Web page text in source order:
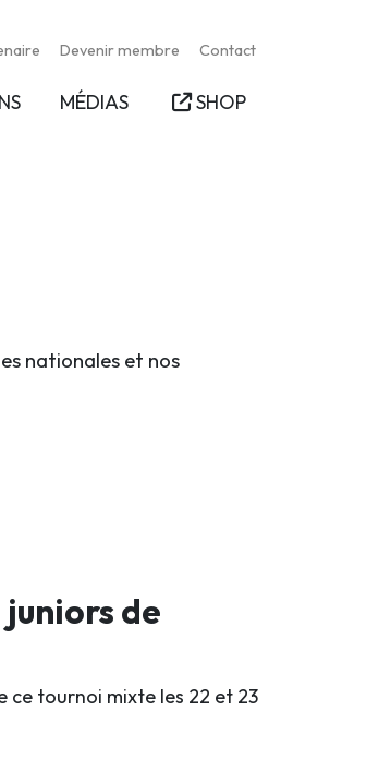
Devenir membre Contact
MÉDIAS SHOP
nationales et nos
de
ce tournoi mixte les 22 et 23